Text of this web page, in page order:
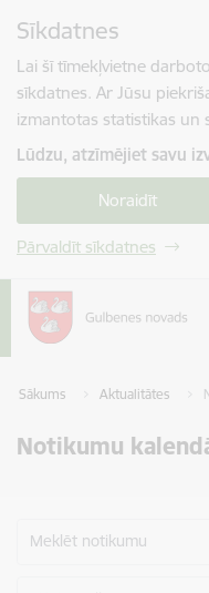
Sīkdatnes
Lai šī tīmekļvietne
sīkdatnes. Ar Jūsu
izmantotas statistikas un
Lūdzu, atzīmējiet savu
Noraidīt
Pārvaldīt sīkdatnes
Sākums Aktualitātes
Notikumu
Meklēt notikumu